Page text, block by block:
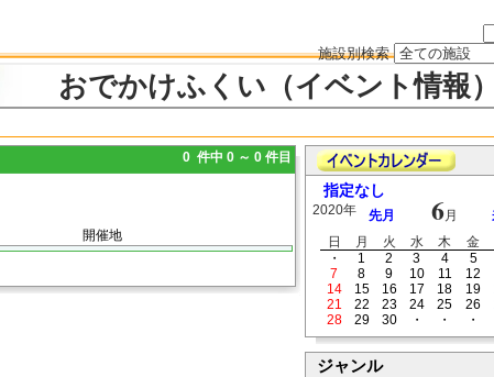
施設別検索
おでかけふくい（イベント情報）
0 件中 0 ～ 0 件目
開催地
指定なし
2020年 先月 6月
日
月 火 水 木 金
・
1 2 3 4 5
7
8 9 10 11 12
14
15 16 17 18 19
21
22 23 24 25 26
28
29 30 ・ ・ ・
ジャンル